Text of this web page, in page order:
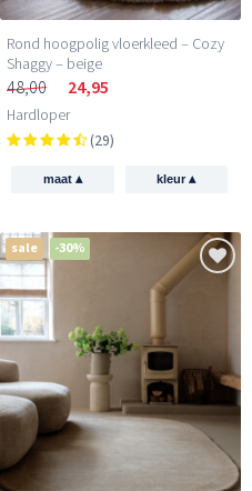
Rond hoogpolig vloerkleed – Cozy
Shaggy – beige
48,00 24,95
Hardloper
(29)
maat ▴ kleur▴
sale -30%